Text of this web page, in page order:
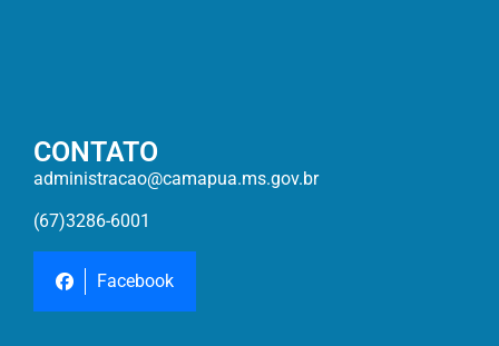
CONTATO
administracao@camapua.ms.gov.br
(67)3286-6001
Facebook